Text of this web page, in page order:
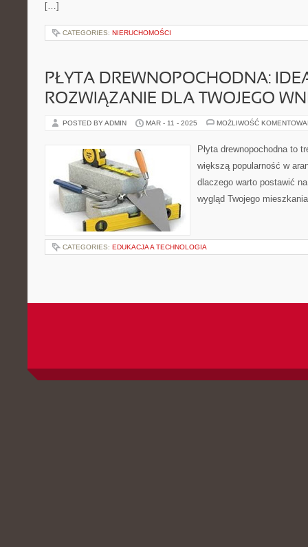
[…]
CATEGORIES: NIERUCHOMOŚCI
PŁYTA DREWNOPOCHODNA:
ROZWIĄZANIE DLA TWOJEGO
POSTED BY ADMIN MAR - 11 - 2025 MOŻLIWOŚĆ
Płyta drewnopochodna to
większą popularność w
dlaczego warto postawić
wygląd Twojego
CATEGORIES: EDUKACJA A TECHNOLOGIA